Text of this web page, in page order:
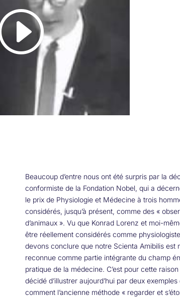
Beaucoup d’entre nous ont été surpris par la
conformiste de la Fondation Nobel, qui a
le prix de Physiologie et Médecine à trois
considérés, jusqu’à présent, comme des «
d’animaux ». Vu que Konrad Lorenz et moi-
être réellement considérés comme
devons conclure que notre Scienta Amibilis est
reconnue comme partie intégrante du champ
pratique de la médecine. C’est pour cette raison
décidé d’illustrer aujourd’hui par deux
comment l’ancienne méthode « regarder et